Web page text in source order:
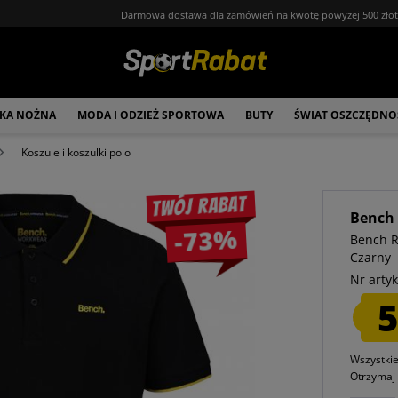
Darmowa dostawa dla zamówień na kwotę powyżej 500
NOŻNA MODA I ODZIEŻ SPORTOWA BUTY ŚWIAT
Koszule i koszulki polo
Twój rabat
-73%
Bench
Bench
Czarny
Nr
Otrzymaj